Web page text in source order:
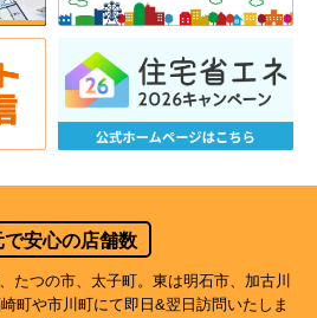
で安心の店舗数
たつの市、太子町。東は明石市、加古川
町や市川町にて即日&翌日訪問いたしま